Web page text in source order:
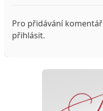
Pro přidávání
přihlásit.